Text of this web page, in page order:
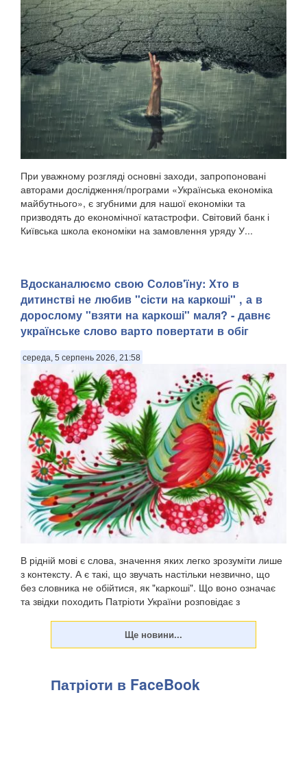
При уважному розгляді основні заходи, запропоновані
авторами дослідження/програми «Українська економіка
майбутнього», є згубними для нашої економіки та
призводять до економічної катастрофи. Світовий банк і
Київська школа економіки на замовлення уряду У...
Вдосканалюємо свою Солов'їну: Хто в
дитинстві не любив "сісти на каркоші" , а в
дорослому "взяти на каркоші" маля? - давнє
українське слово варто повертати в обіг
середа, 5 серпень 2026, 21:58
В рідній мові є слова, значення яких легко зрозуміти лише
з контексту. А є такі, що звучать настільки незвично, що
без словника не обійтися, як "каркоші". Що воно означає
та звідки походить Патріоти України розповідає з
Патріоти в FaceBook